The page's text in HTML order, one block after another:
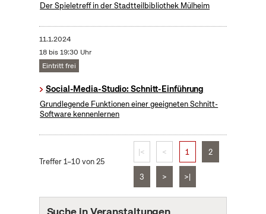
Der Spieletreff in der Stadtteilbibliothek Mülheim
11.1.2024
18 bis 19:30 Uhr
Eintritt frei
Social-Media-Studio: Schnitt-Einführung
Grundlegende Funktionen einer geeigneten Schnitt-
Software kennenlernen
Treffer 1–10 von 25
|< < 1 2
3 > >|